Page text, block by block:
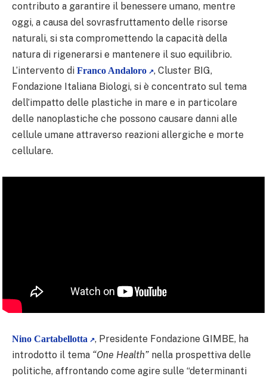
contributo a garantire il benessere umano, mentre
oggi, a causa del sovrasfruttamento delle risorse
naturali, si sta compromettendo la capacità della
natura di rigenerarsi e mantenere il suo equilibrio.
L’intervento di Franco Andaloro
, Cluster BIG,
Fondazione Italiana Biologi, si è concentrato sul tema
dell’impatto delle plastiche in mare e in particolare
delle nanoplastiche che possono causare danni alle
cellule umane attraverso reazioni allergiche e morte
cellulare.
Nino Cartabellotta
, Presidente Fondazione GIMBE, ha
introdotto il tema “One Health” nella prospettiva delle
politiche, affrontando come agire sulle “determinanti